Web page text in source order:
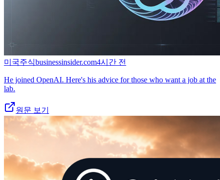
미국주식businessinsider.com4시간 전
He joined OpenAI. Here's his advice for those who want a job at the
lab.
원문 보기